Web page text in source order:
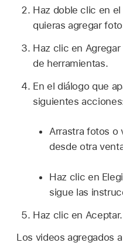
Haz doble clic en
quieras agregar
Haz clic en
de herramientas.
En el diálogo que
siguientes
Arrastra fotos o
desde otra
Haz clic en
sigue las
Haz clic en Aceptar.
Los videos agregados